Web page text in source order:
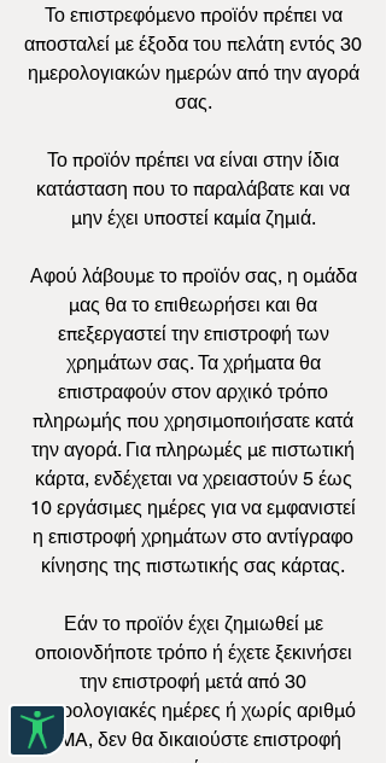
Το επιστρεφόμενο προϊόν πρέπει να
αποσταλεί με έξοδα του πελάτη εντός 30
ημερολογιακών ημερών από την αγορά
σας.
Το προϊόν πρέπει να είναι στην ίδια
κατάσταση που το παραλάβατε και να
μην έχει υποστεί καμία ζημιά.
Αφού λάβουμε το προϊόν σας, η ομάδα
μας θα το επιθεωρήσει και θα
επεξεργαστεί την επιστροφή των
χρημάτων σας. Τα χρήματα θα
επιστραφούν στον αρχικό τρόπο
πληρωμής που χρησιμοποιήσατε κατά
την αγορά. Για πληρωμές με πιστωτική
κάρτα, ενδέχεται να χρειαστούν 5 έως
10 εργάσιμες ημέρες για να εμφανιστεί
η επιστροφή χρημάτων στο αντίγραφο
κίνησης της πιστωτικής σας κάρτας.
Εάν το προϊόν έχει ζημιωθεί με
οποιονδήποτε τρόπο ή έχετε ξεκινήσει
την επιστροφή μετά από 30
ημερολογιακές ημέρες ή χωρίς αριθμό
RMA, δεν θα δικαιούστε επιστροφή